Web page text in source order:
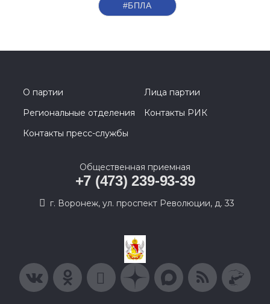
#БПЛА
О партии
Лица партии
Региональные отделения
Контакты РИК
Контакты пресс-службы
Общественная приемная
+7 (473) 239-93-39
г. Воронеж, ул. проспект Революции, д. 33